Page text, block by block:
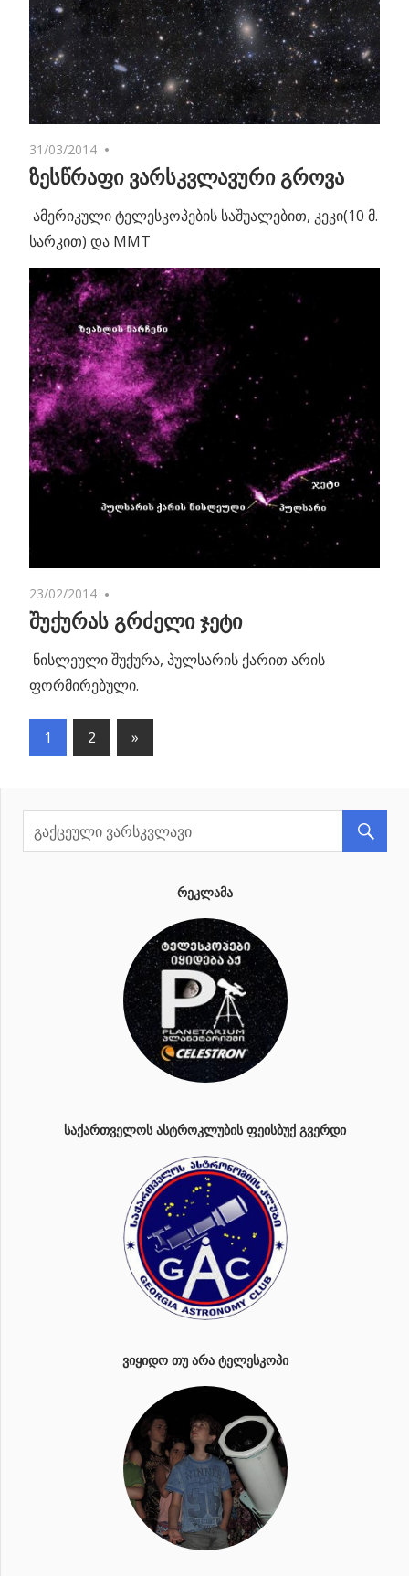
31/03/2014
ზესწრაფი ვარსკვლავური გროვა
ამერიკული ტელესკოპების საშუალებით, კეკი(10 მ.
სარკით) და MMT
23/02/2014
შუქურას გრძელი ჯეტი
ნისლეული შუქურა, პულსარის ქარით არის
ფორმირებული.
პოსტების
ნავიგაცია
1 2
Next
»
ᲠᲔᲙᲚᲐᲛᲐ
ᲡᲐᲥᲐᲠᲗᲕᲔᲚᲝᲡ ᲐᲡᲢᲠᲝᲙᲚᲣᲑᲘᲡ ᲤᲔᲘᲡᲑᲣᲥ ᲒᲕᲔᲠᲓᲘ
ᲕᲘᲧᲘᲓᲝ ᲗᲣ ᲐᲠᲐ ᲢᲔᲚᲔᲡᲙᲝᲞᲘ